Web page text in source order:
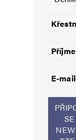
Uložit do
Informujte mě o nových